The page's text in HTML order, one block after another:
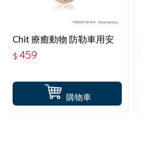
購物車
Chit 療癒動物 防勒車用安
全帶枕-可愛小熊 HG-SB-
03
$459